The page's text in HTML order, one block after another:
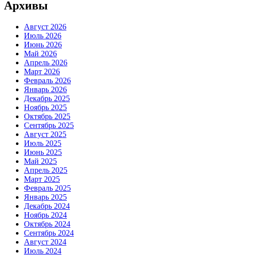
Архивы
Август 2026
Июль 2026
Июнь 2026
Май 2026
Апрель 2026
Март 2026
Февраль 2026
Январь 2026
Декабрь 2025
Ноябрь 2025
Октябрь 2025
Сентябрь 2025
Август 2025
Июль 2025
Июнь 2025
Май 2025
Апрель 2025
Март 2025
Февраль 2025
Январь 2025
Декабрь 2024
Ноябрь 2024
Октябрь 2024
Сентябрь 2024
Август 2024
Июль 2024